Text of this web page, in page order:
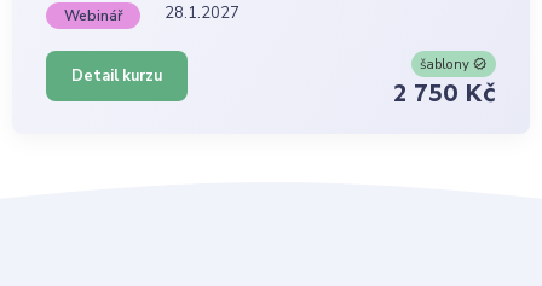
Webinář 28.1.2027
Detail kurzu
šablony
2 750 Kč